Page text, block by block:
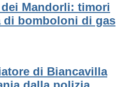
Mandorli: timori
di bomboloni di gas
di Biancavilla